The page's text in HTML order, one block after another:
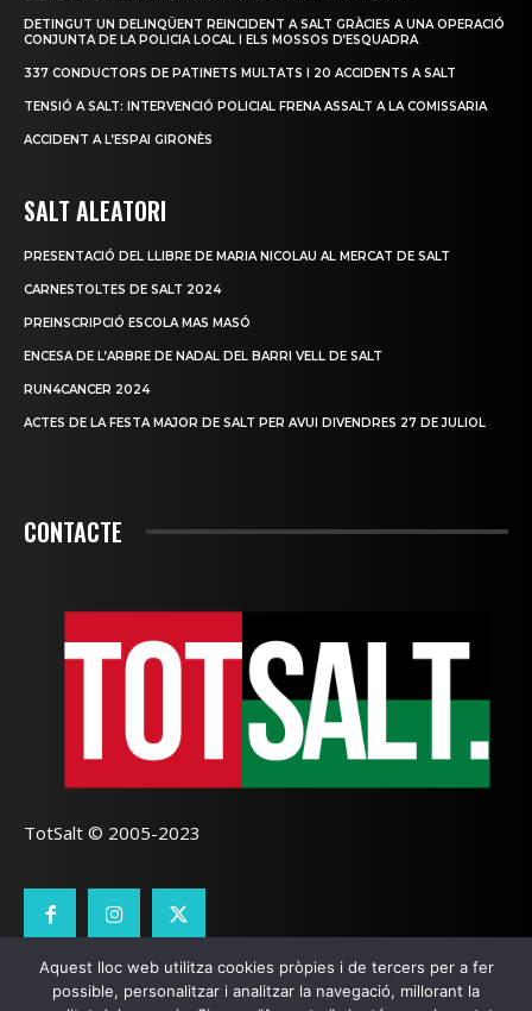
DETINGUT UN DELINQÜENT REINCIDENT A SALT GRÀCIES A UNA OPERACIÓ
CONJUNTA DE LA POLICIA LOCAL I ELS MOSSOS D’ESQUADRA
337 CONDUCTORS DE PATINETS MULTATS I 20 ACCIDENTS A SALT
TENSIÓ A SALT: INTERVENCIÓ POLICIAL FRENA ASSALT A LA COMISSARIA
ACCIDENT A L’ESPAI GIRONÈS
SALT ALEATORI
PRESENTACIÓ DEL LLIBRE DE MARIA NICOLAU AL MERCAT DE SALT
CARNESTOLTES DE SALT 2024
PREINSCRIPCIÓ ESCOLA MAS MASÓ
ENCESA DE L’ARBRE DE NADAL DEL BARRI VELL DE SALT
RUN4CANCER 2024
ACTES DE LA FESTA MAJOR DE SALT PER AVUI DIVENDRES 27 DE JULIOL
CONTACTE
TotSalt © 2005-2023
CONTACTE TOTSALT AVÍS LEGAL GALETES
Aquest lloc web utilitza cookies pròpies i de tercers per a fer
possible, personalitzar i analitzar la navegació, millorant la